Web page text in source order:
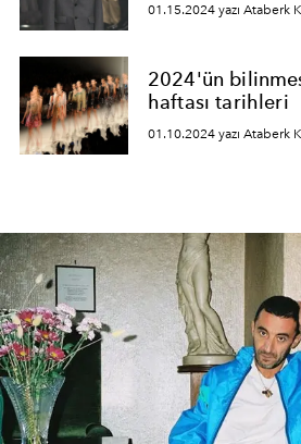
01.15.2024 yazı Ataberk
2024'ün
haftası tarihleri
01.10.2024 yazı Ataberk